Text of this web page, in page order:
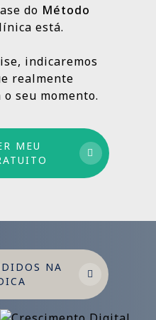
um método
garantir
do Método
está.
indicaremos
realmente
seu momento.
MEU
NA